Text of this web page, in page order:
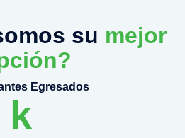
su mejor
Egresados
k